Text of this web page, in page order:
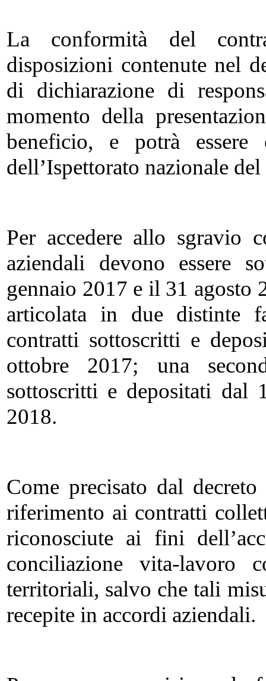
La conformità del
disposizioni contenute nel
di dichiarazione di
momento della
beneficio, e potrà
dell’Ispettorato nazionale
Per accedere allo sgravio
aziendali devono essere
gennaio 2017 e il 31 agosto
articolata in due distinte
contratti sottoscritti e
ottobre 2017; una
sottoscritti e depositati dal
2018.
Come precisato dal
riferimento ai contratti
riconosciute ai fini
conciliazione vita-lavoro
territoriali, salvo che tali
recepite in accordi aziendali.